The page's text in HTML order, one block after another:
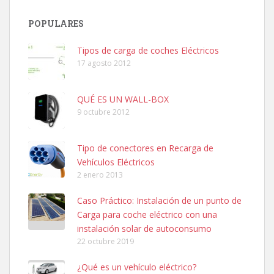
POPULARES
Tipos de carga de coches Eléctricos
17 agosto 2012
QUÉ ES UN WALL-BOX
9 octubre 2012
Tipo de conectores en Recarga de
Vehículos Eléctricos
2 enero 2013
Caso Práctico: Instalación de un punto de
Carga para coche eléctrico con una
instalación solar de autoconsumo
22 octubre 2019
¿Qué es un vehículo eléctrico?